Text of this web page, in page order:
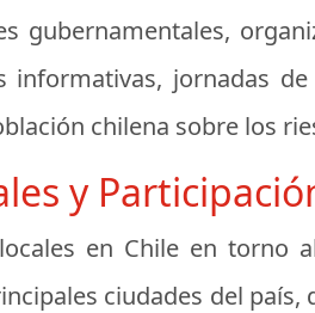
gubernamentales,
informativas, jornadas
chilena sobre los
y
en Chile en torno
ciudades del